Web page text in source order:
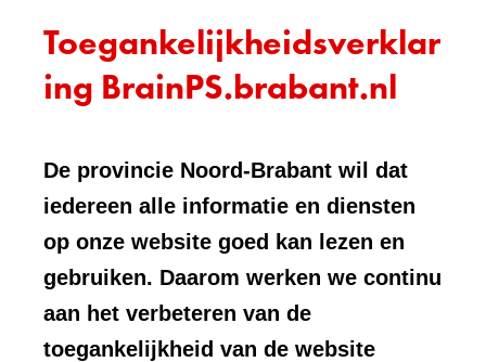
Toegankelijkheidsverklar
ing BrainPS.brabant.nl
De provincie Noord-Brabant wil dat
iedereen alle informatie en diensten
op onze website goed kan lezen en
gebruiken. Daarom werken we continu
aan het verbeteren van de
toegankelijkheid van de website